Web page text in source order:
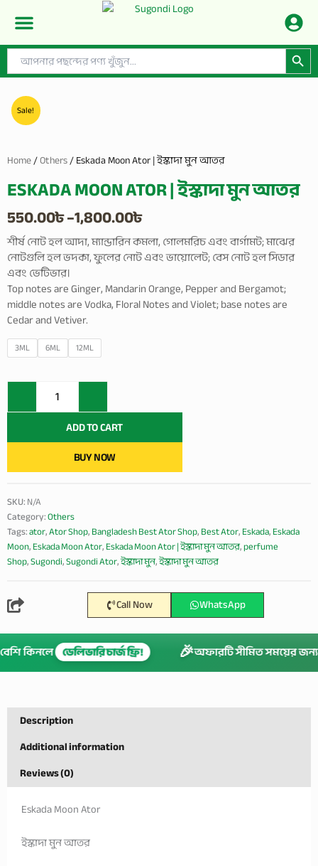
content
Search
for:
Search Button
Sale!
Home/Others/ Eskada Moon Ator | ইস্কাদা মুন আতর
ESKADA MOON ATOR | ইস্কাদা মুন আতর
550.00৳–1,800.00৳
Price
range:
550.00৳
through
1,800.00৳
শীর্ষ নোট হল আদা, ম্যান্ডারিন কমলা, গোলমরিচ এবং বার্গামট; মাঝের
নোটগুলি হল ভদকা, ফুলের নোট এবং ভায়োলেট; বেস নোট হল সিডার
এবং ভেটিভার।
Top notes are Ginger, Mandarin Orange, Pepper and Bergamot;
middle notes are Vodka, Floral Notes and Violet; base notes are
Cedar and Vetiver.
3ML 6ML 12ML
Eskada
Moon
ইস্কাদা
quantity
ADD TO CART
BUY NOW
SKU:N/A
Category:Others
Tags:ator,Ator Shop,Bangladesh Best Ator Shop,Best Ator,Eskada,Eskada
Moon,Eskada Moon Ator,Eskada Moon Ator | ইস্কাদা মুন আতর,perfume
Shop,Sugondi,Sugondi Ator,ইস্কাদা মুন,ইস্কাদা মুন আতর
Call Now WhatsApp
বেশি কিনলে ডেলিভারি চার্জ ফ্রি! 🎉অফারটি সীমিত সময়ের
Description
Additional information
Reviews (0)
Eskada Moon Ator
ইস্কাদা মুন আতর